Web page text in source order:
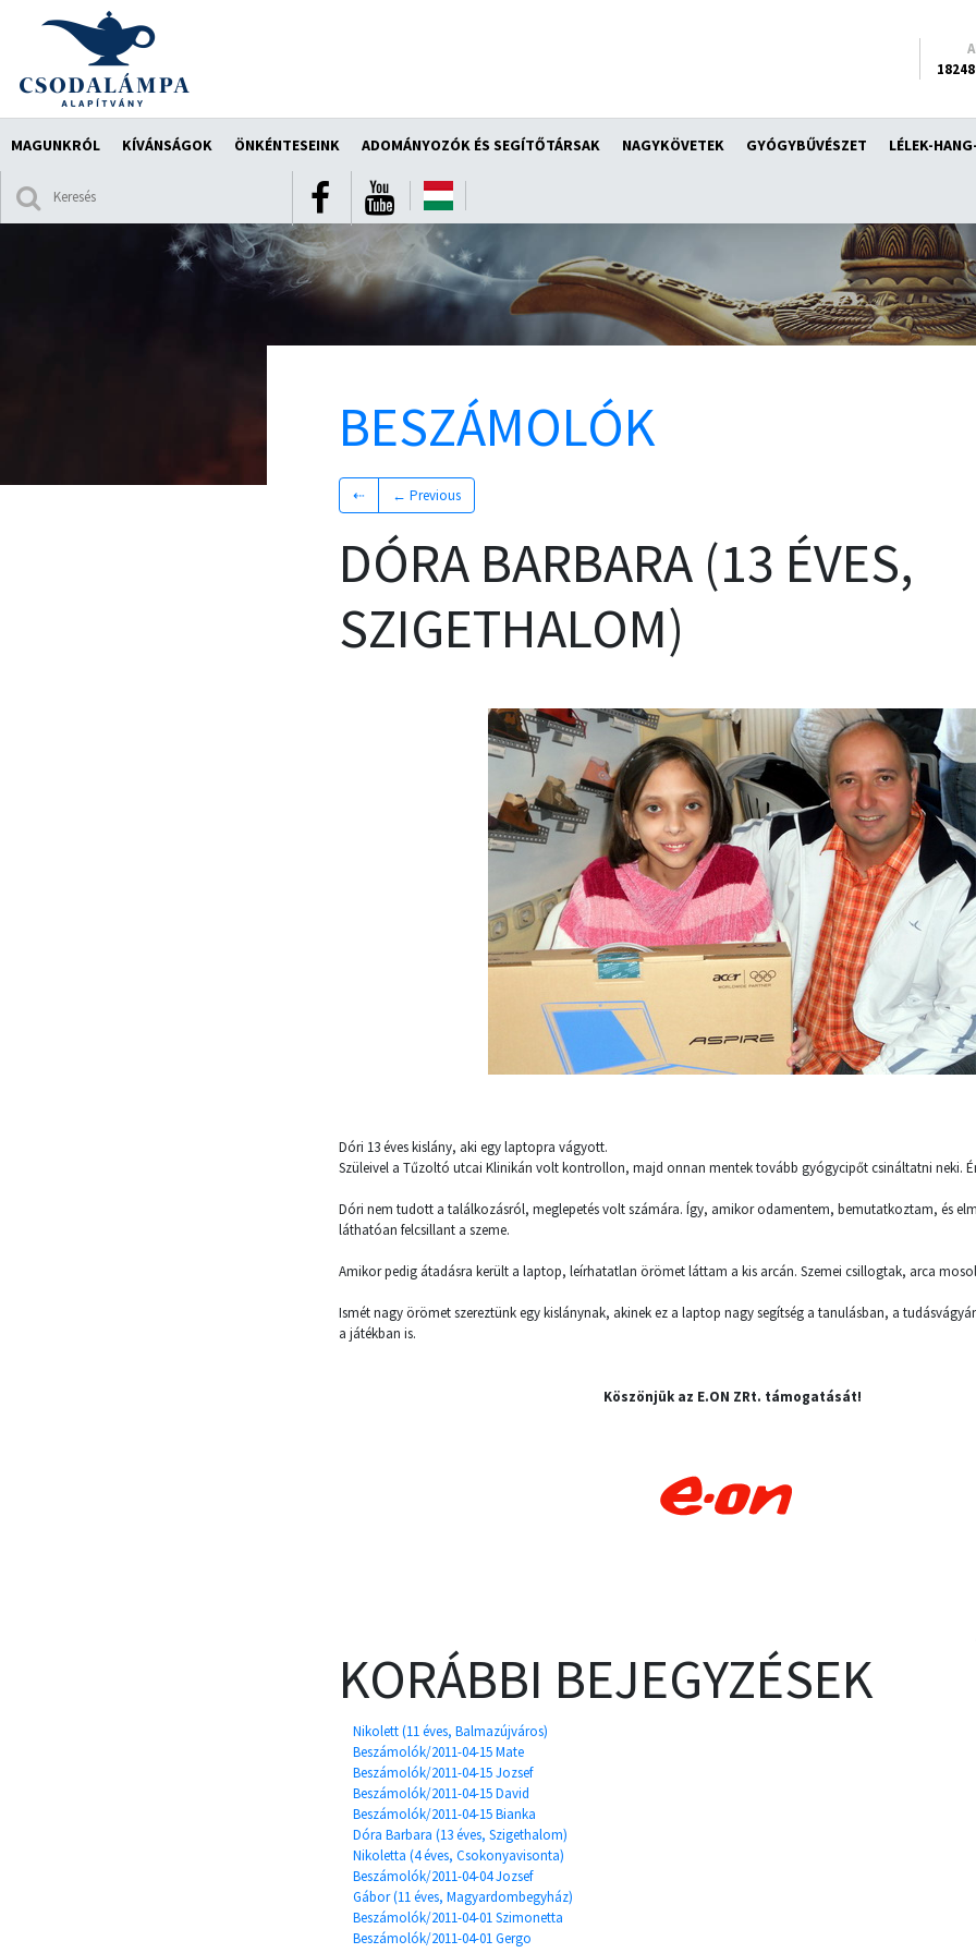
MAGUNKRÓL KÍVÁNSÁGOK ÖNKÉNTESEINK ADOMÁNYOZÓK ÉS SEGÍTŐTÁRSAK NAGYKÖVETEK GYÓGYBŰVÉSZET LÉLEK-
BESZÁMOLÓK
⇠ ← Previous
DÓRA BARBARA (13 ÉVES,
SZIGETHALOM)
Dóri 13 éves kislány, aki egy laptopra vágyott.
Szüleivel a Tűzoltó utcai Klinikán volt kontrollon, majd onnan mentek tovább gyógycipőt csináltatni neki.
Dóri nem tudott a találkozásról, meglepetés volt számára. Így, amikor odamentem, bemutatkoztam, és
láthatóan felcsillant a szeme.
Amikor pedig átadásra került a laptop, leírhatatlan örömet láttam a kis arcán. Szemei csillogtak, arca
Ismét nagy örömet szereztünk egy kislánynak, akinek ez a laptop nagy segítség a tanulásban, a
a játékban is.
Köszönjük az E.ON ZRt. támogatását!
KORÁBBI BEJEGYZÉSEK
Nikolett (11 éves, Balmazújváros)
Beszámolók/2011-04-15 Mate
Beszámolók/2011-04-15 Jozsef
Beszámolók/2011-04-15 David
Beszámolók/2011-04-15 Bianka
Dóra Barbara (13 éves, Szigethalom)
Nikoletta (4 éves, Csokonyavisonta)
Beszámolók/2011-04-04 Jozsef
Gábor (11 éves, Magyardombegyház)
Beszámolók/2011-04-01 Szimonetta
Beszámolók/2011-04-01 Gergo